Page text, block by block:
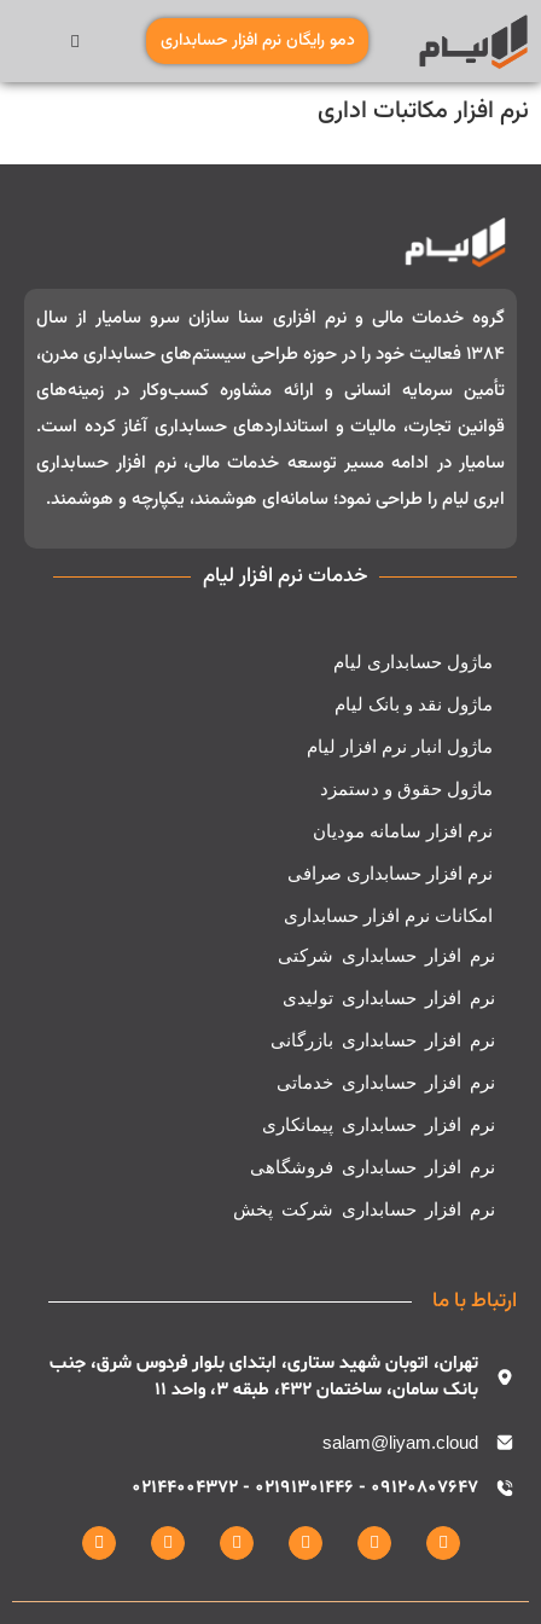
دمو رایگان نرم افزار حسابداری
نرم افزار مکاتبات اداری
گروه خدمات مالی و نرم‌ افزاری سنا سازان سرو سامیار از سال
۱۳۸۴ فعالیت خود را در حوزه طراحی سیستم‌های حسابداری مدرن،
تأمین سرمایه انسانی و ارائه مشاوره کسب‌وکار در زمینه‌های
قوانین تجارت، مالیات و استانداردهای حسابداری آغاز کرده است.
سامیار در ادامه مسیر توسعه خدمات مالی، نرم‌ افزار حسابداری
ابری لیام را طراحی نمود؛ سامانه‌ای هوشمند، یکپارچه و هوشمند.
خدمات نرم افزار لیام
ماژول حسابداری لیام
ماژول نقد و بانک لیام
ماژول انبار نرم افزار لیام
ماژول حقوق و دستمزد
نرم افزار سامانه مودیان
نرم افزار حسابداری صرافی
امکانات نرم افزار حسابداری
نرم افزار حسابداری شرکتی
نرم افزار حسابداری تولیدی
نرم افزار حسابداری بازرگانی
نرم افزار حسابداری خدماتی
نرم افزار حسابداری پیمانکاری
نرم افزار حسابداری فروشگاهی
نرم افزار حسابداری شرکت پخش
ارتباط با ما
تهران، اتوبان شهید ستاری، ابتدای بلوار فردوس شرق، جنب
بانک سامان، ساختمان 432، طبقه 3، واحد 11
salam@liyam.cloud
09120807647 - 02191301446 - 02144004372